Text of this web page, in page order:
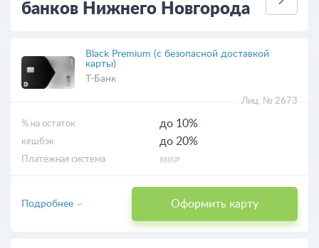
банков Нижнего Новгорода
Black Premium (с безопасной доставкой
карты)
Т-Банк
Лиц. № 2673
% на остаток до 10%
кешбэк до 20%
Платежная система
Оформить карту
Подробнее